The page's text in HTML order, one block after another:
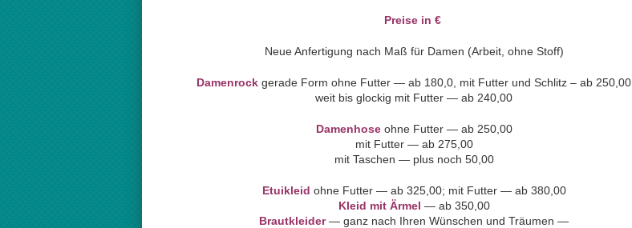
Preise in €
Neue Anfertigung nach Maß für Damen (Arbeit, ohne Stoff)
Damenrock gerade Form ohne Futter — ab 180,0, mit Futter und Schlitz – ab 250,00
weit bis glockig mit Futter — ab 240,00
Damenhoseohne Futter — ab 250,00
mit Futter — ab 275,00
mit Taschen — plus noch 50,00
Etuikleid ohne Futter — ab 325,00; mit Futter — ab 380,00
Kleid mit Ärmel — ab 350,00
Brautkleider— ganz nach Ihren Wünschen und Träumen —